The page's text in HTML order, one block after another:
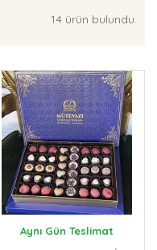
14 ürün bulundu.
Aynı Gün Teslimat